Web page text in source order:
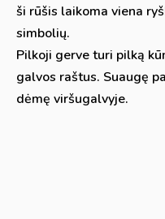
ši rūšis laikoma viena
simbolių.
Pilkoji gerve turi pilką
galvos raštus. Suaugę
dėmę viršugalvyje.